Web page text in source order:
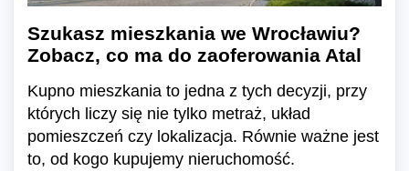
Szukasz mieszkania we Wrocławiu?
Zobacz, co ma do zaoferowania Atal
Kupno mieszkania to jedna z tych decyzji, przy
których liczy się nie tylko metraż, układ
pomieszczeń czy lokalizacja. Równie ważne jest
to, od kogo kupujemy nieruchomość.